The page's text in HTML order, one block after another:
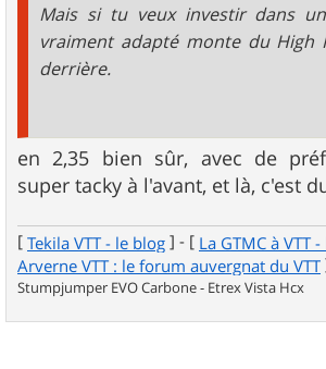
Mais si tu veux investir dans
vraiment adapté monte du High
derrière.
en 2,35 bien sûr, avec de
super tacky à l'avant, et là, c'est
[ Tekila VTT - le blog ] - [ La GTMC à VTT
Arverne VTT : le forum auvergnat du VTT
Stumpjumper EVO Carbone - Etrex Vista Hcx